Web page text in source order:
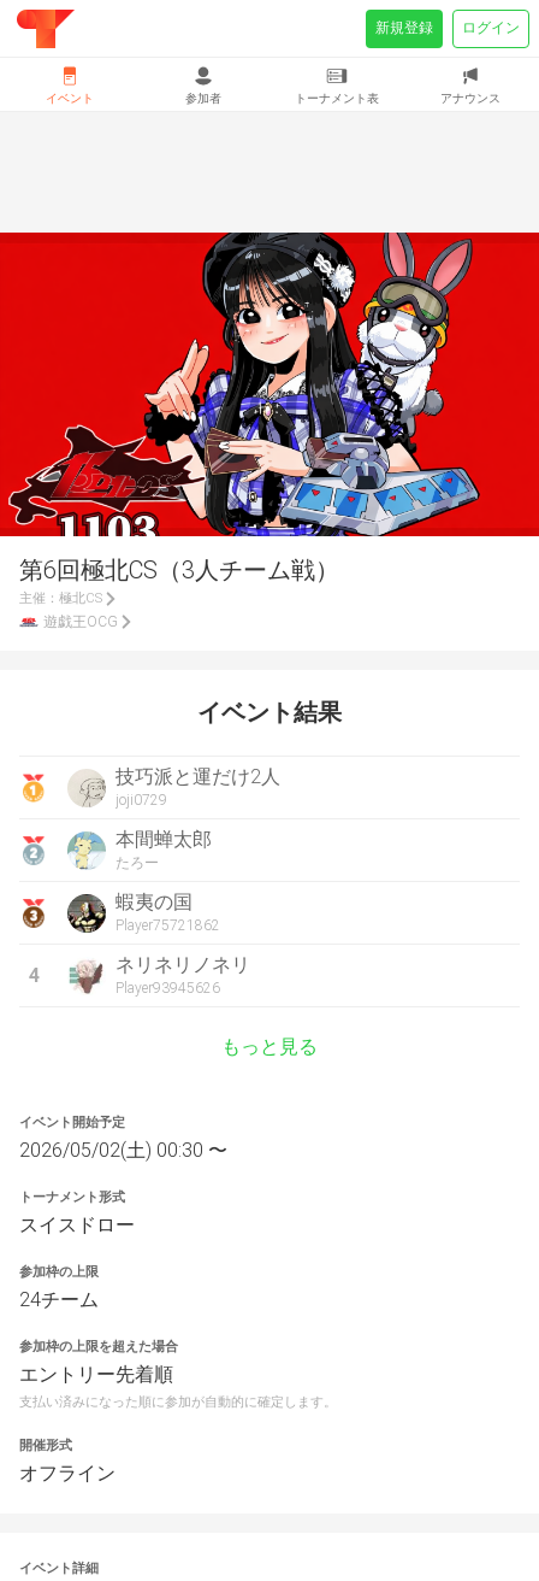
第6回極北CS（3人チーム戦）
主催： 極北CS
遊戯王OCG
イベント結果
技巧派と運だけ2人
joji0729
本間蝉太郎
たろー
蝦夷の国
Player75721862
4 ネリネリノネリ
Player93945626
もっと見る
イベント開始予定
2026/05/02(土) 00:30 〜
トーナメント形式
スイスドロー
参加枠の上限
24チーム
参加枠の上限を超えた場合
エントリー先着順
支払い済みになった順に参加が自動的に確定します。
開催形式
オフライン
イベント詳細
イベント 参加者 トーナメント表 アナウンス
新規登録 ログイン